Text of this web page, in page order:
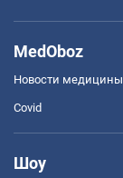
MedOboz
Новости медицины
Covid
Шоу